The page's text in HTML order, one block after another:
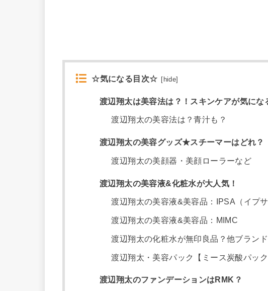
☆気になる目次☆ hide
渡辺翔太は美容法は？！スキンケアが気にな
渡辺翔太の美容法は？青汁も？
渡辺翔太の美容グッズ★スチーマーはどれ？
渡辺翔太の美顔器・美顔ローラーなど
渡辺翔太の美容液&化粧水が大人気！
渡辺翔太の美容液&美容品：IPSA（イプサ
渡辺翔太の美容液&美容品：MIMC
渡辺翔太の化粧水が無印良品？他ブランド
渡辺翔太・美容パック【ミース炭酸パック
渡辺翔太のファンデーションはRMK？